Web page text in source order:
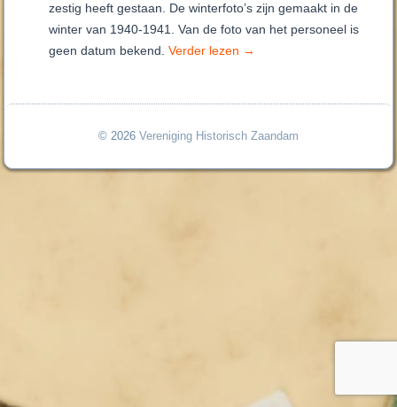
zestig heeft gestaan. De winterfoto’s zijn gemaakt in de
winter van 1940-1941. Van de foto van het personeel is
geen datum bekend.Verder lezen →
© 2026 Vereniging Historisch Zaandam